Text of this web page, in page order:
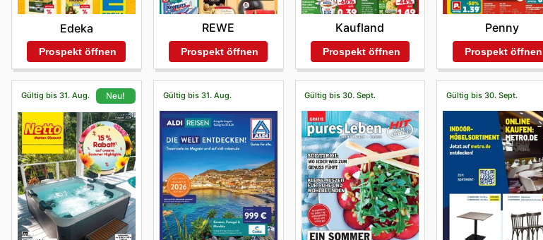
Edeka
Prospekt öffnen
REWE
Prospekt öffnen
Kaufland
Prospekt öffnen
Penny
Prospekt öffnen
Gültig bis 31. Aug. Neu! Gültig bis 31. Aug. Gültig bis 30. Sept. Gültig bis 30. Sept.